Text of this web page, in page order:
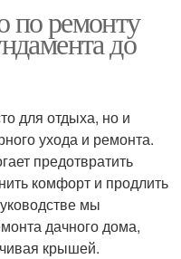
по ремонту
до
для отдыха, но и
ухода и ремонта.
предотвратить
комфорт и продлить
мы
дачного дома,
крышей.